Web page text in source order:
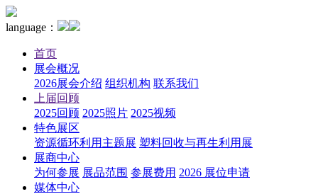
language：
首页
展会概况
2026展会介绍 组织机构 联系我们
上届回顾
2025回顾 2025照片 2025视频
特色展区
资源循环利用主题展 塑料回收与再生利用展
展商中心
为何参展 展品范围 参展费用 2026 展位申请
媒体中心